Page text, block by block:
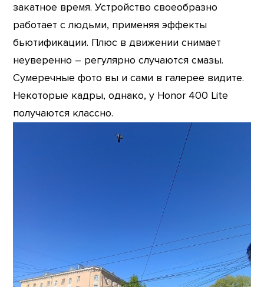
закатное время. Устройство своеобразно
работает с людьми, применяя эффекты
бьютификации. Плюс в движении снимает
неуверенно – регулярно случаются смазы.
Сумеречные фото вы и сами в галерее видите.
Некоторые кадры, однако, у Honor 400 Lite
получаются классно.